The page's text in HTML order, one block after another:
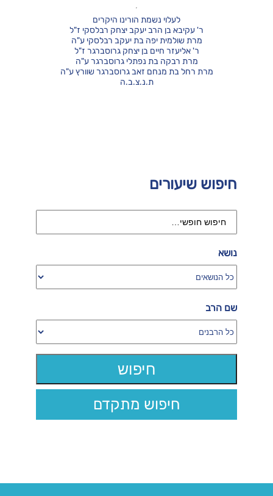
חיפוש שיעורים
נושא
שם הרב
חיפוש מתקדם
לעלוי נשמת הורינו היקרים
ר' עקיבא בן הרב יעקב יצחק רבלסקי ז"ל
מרת שולמית יפה בת יעקב רבלסקי ע"ה
ר' אליעזר חיים בן יצחק גרוסברגר ז"ל
מרת רבקה בת נפתלי גרוסברגר ע"ה
מרת רחל בת מנחם זאב גרוסברגר שוורץ ע"ה
ת.נ.צ.ב.ה